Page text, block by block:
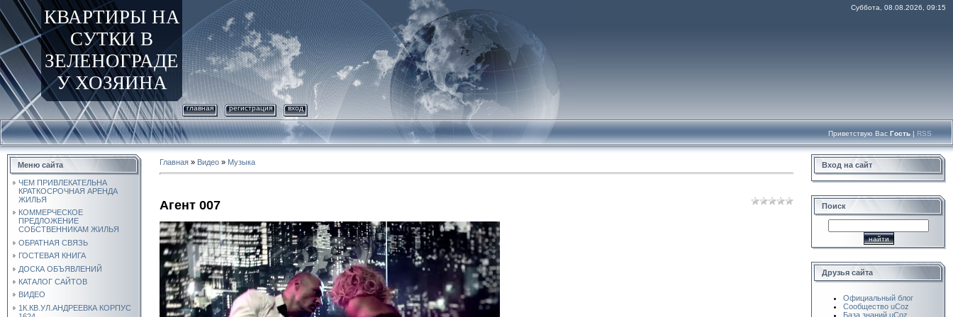
КВАРТИРЫ НА
СУТКИ В
ЗЕЛЕНОГРАДЕ
У ХОЗЯИНА
Суббота, 08.08.2026, 09:15
главная регистрация вход
Приветствую Вас Гость | RSS
Меню сайта
ЧЕМ ПРИВЛЕКАТЕЛЬНА
КРАТКОСРОЧНАЯ АРЕНДА
ЖИЛЬЯ
КОММЕРЧЕСКОЕ
ПРЕДЛОЖЕНИЕ
СОБСТВЕННИКАМ ЖИЛЬЯ
ОБРАТНАЯ СВЯЗЬ
ГОСТЕВАЯ КНИГА
ДОСКА ОБЪЯВЛЕНИЙ
КАТАЛОГ САЙТОВ
ВИДЕО
1К.КВ.УЛ.АНДРЕЕВКА КОРПУС
Главная » Видео » Музыка
Агент 007
Вход на сайт
Поиск
Друзья сайта
Официальный блог
Сообщество uCoz
База знаний uCoz